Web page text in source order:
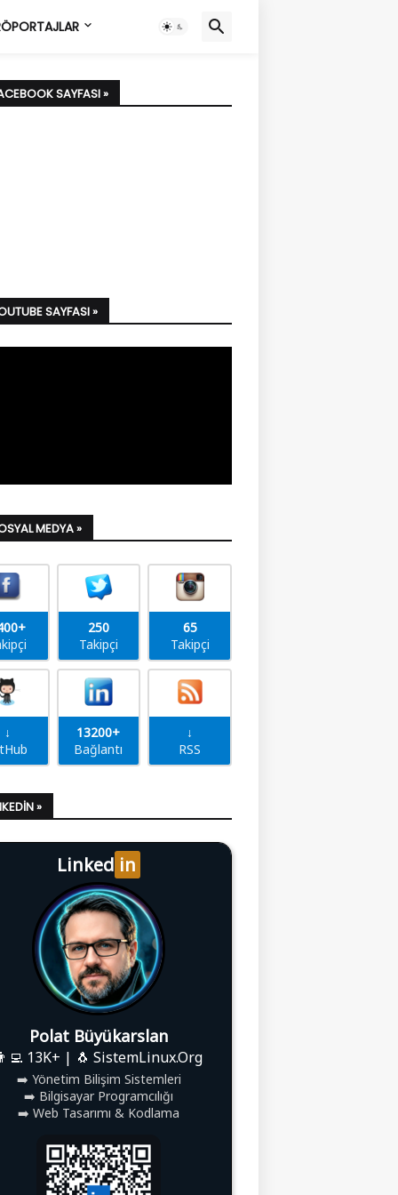
SAYFASI »
SAYFASI »
MEDYA »
250
Takipçi
65
Takipçi
↓
13200+
Bağlantı
↓
RSS
»
Linked in
Polat Büyükarslan
13K+ | 🐧 SistemLinux.Org
➡️ Yönetim Bilişim Sistemleri
➡️ Bilgisayar Programcılığı
➡️ Web Tasarımı & Kodlama